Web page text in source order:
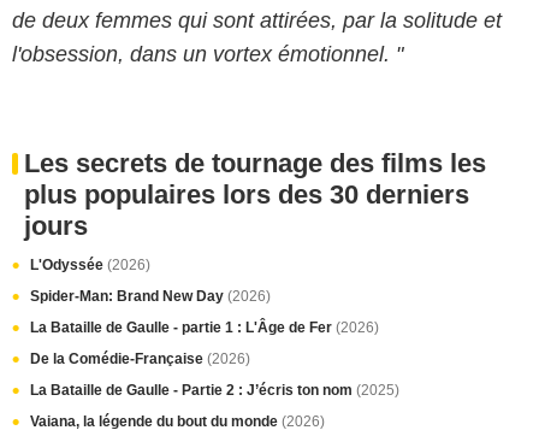
de deux femmes qui sont attirées, par la solitude et
l'obsession, dans un vortex émotionnel. "
Les secrets de tournage des films les
plus populaires lors des 30 derniers
jours
L'Odyssée (2026)
Spider-Man: Brand New Day (2026)
La Bataille de Gaulle - partie 1 : L'Âge de Fer (2026)
De la Comédie-Française (2026)
La Bataille de Gaulle - Partie 2 : J’écris ton nom (2025)
Vaiana, la légende du bout du monde (2026)